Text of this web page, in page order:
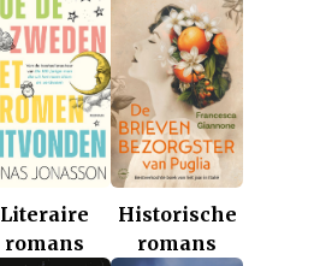
Literaire
romans
Historische
romans